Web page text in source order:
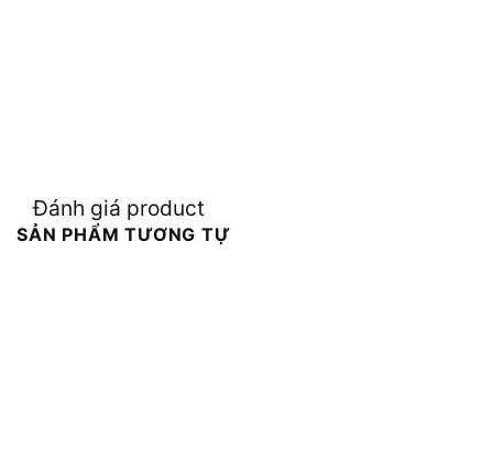
Đánh giá product
SẢN PHẨM TƯƠNG TỰ